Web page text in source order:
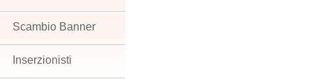
Scambio Banner
Inserzionisti